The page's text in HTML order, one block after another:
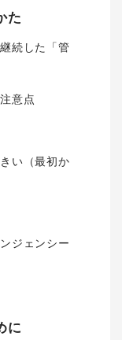
た
続した「管
意点
い（最初か
ジェンシー
に